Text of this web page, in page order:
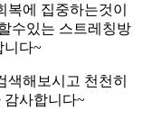
에 집중하는것이
수있는 스트레칭방
니다~
색해보시고 천천히
감사합니다~